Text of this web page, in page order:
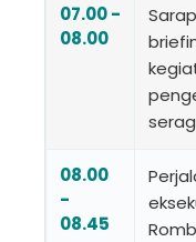
07.00 -
08.00
08.00
-
08.45